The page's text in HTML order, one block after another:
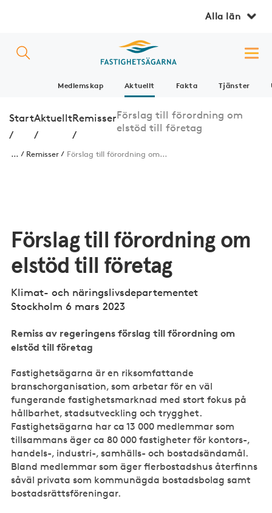
Alla län
Medlemskap Aktuellt Fakta Tjänster
Start
/
Aktuellt
/
Remisser
/
Förslag till förordning om
elstöd till företag
... Remisser Förslag till förordning om...
Förslag till förordning om
elstöd till företag
Klimat- och näringslivsdepartementet
Stockholm 6 mars 2023
Remiss av regeringens förslag till förordning om
elstöd till företag
Fastighetsägarna är en riksomfattande
branschorganisation, som arbetar för en väl
fungerande fastighetsmarknad med stort fokus på
hållbarhet, stadsutveckling och trygghet.
Fastighetsägarna har ca 13 000 medlemmar som
tillsammans äger ca 80 000 fastigheter för kontors-,
handels-, industri-, samhälls- och bostadsändamål.
Bland medlemmar som äger flerbostadshus återfinns
såväl privata som kommunägda bostadsbolag samt
bostadsrättsföreningar.